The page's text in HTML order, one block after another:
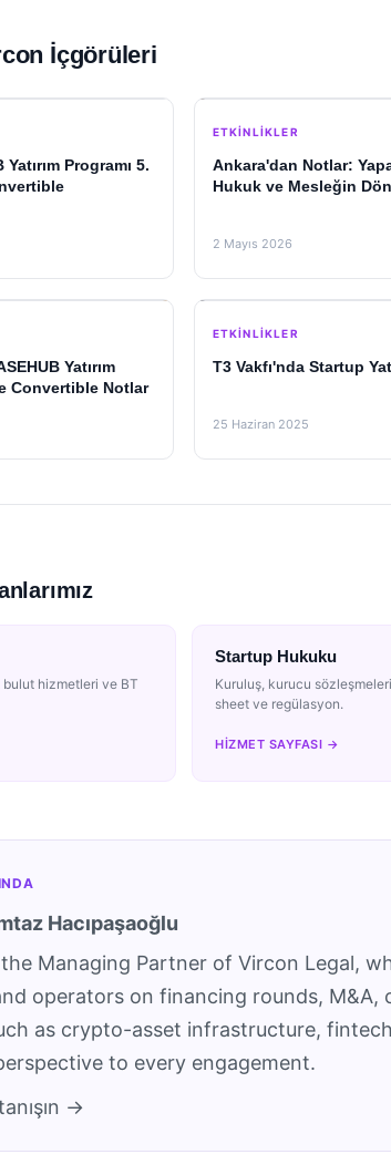
İçgörüleri
Programı 5.
ETKINLIKLER
Ankara'dan Notlar:
Hukuk ve Mesleğin
2 Mayıs 2026
Yatırım
Convertible Notlar
ETKINLIKLER
T3 Vakfı'nda Startup
25 Haziran 2025
bulut hizmetleri ve BT
Startup Hukuku
Kuruluş, kurucu
sheet ve regülasyon.
HIZMET SAYFASI →
Hacıpaşaoğlu
Managing Partner of Vircon Legal,
operators on financing rounds,
as crypto-asset infrastructure,
to every engagement.
→